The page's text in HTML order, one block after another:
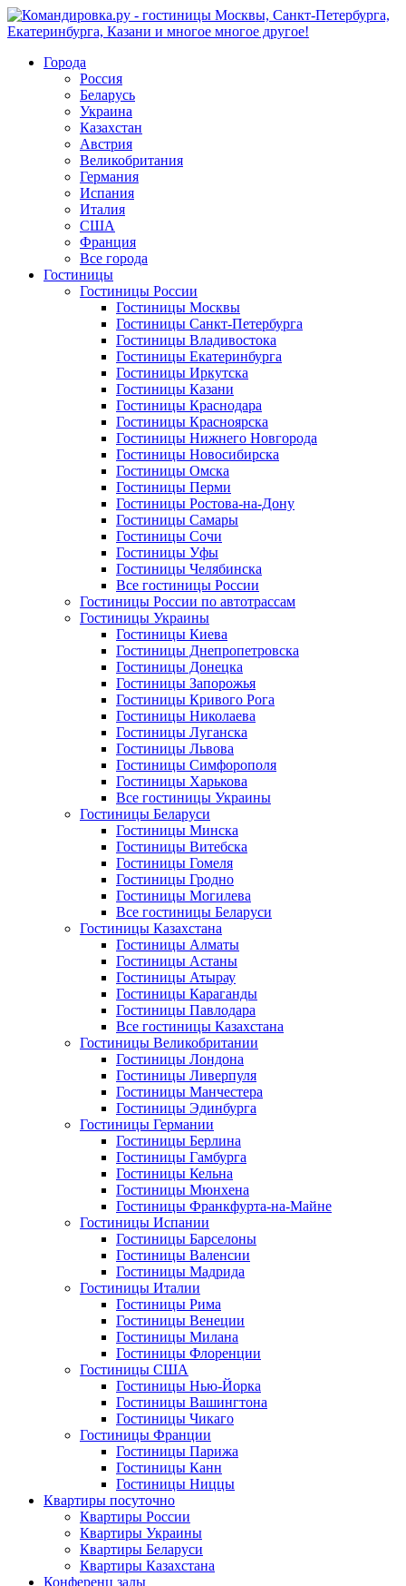
Города
Россия
Беларусь
Украина
Казахстан
Австрия
Великобритания
Германия
Испания
Италия
США
Франция
Все города
Гостиницы
Гостиницы России
Гостиницы Mосквы
Гостиницы Санкт-Петербурга
Гостиницы Владивостока
Гостиницы Екатеринбурга
Гостиницы Иркутска
Гостиницы Казани
Гостиницы Краснодара
Гостиницы Красноярска
Гостиницы Нижнего Новгорода
Гостиницы Новосибирска
Гостиницы Омска
Гостиницы Перми
Гостиницы Ростова-на-Дону
Гостиницы Самары
Гостиницы Сочи
Гостиницы Уфы
Гостиницы Челябинска
Все гостиницы России
Гостиницы России по автотрассам
Гостиницы Украины
Гостиницы Киева
Гостиницы Днепропетровска
Гостиницы Донецка
Гостиницы Запорожья
Гостиницы Кривого Рога
Гостиницы Николаева
Гостиницы Луганска
Гостиницы Львова
Гостиницы Симфорополя
Гостиницы Харькова
Все гостиницы Украины
Гостиницы Беларуси
Гостиницы Минска
Гостиницы Витебска
Гостиницы Гомеля
Гостиницы Гродно
Гостиницы Могилева
Все гостиницы Беларуси
Гостиницы Казахстана
Гостиницы Алматы
Гостиницы Астаны
Гостиницы Атырау
Гостиницы Караганды
Гостиницы Павлодара
Все гостиницы Казахстана
Гостиницы Великобритании
Гостиницы Лондона
Гостиницы Ливерпуля
Гостиницы Манчестера
Гостиницы Эдинбурга
Гостиницы Германии
Гостиницы Берлина
Гостиницы Гамбурга
Гостиницы Кельна
Гостиницы Мюнхена
Гостиницы Франкфурта-на-Майне
Гостиницы Испании
Гостиницы Барселоны
Гостиницы Валенсии
Гостиницы Мадрида
Гостиницы Италии
Гостиницы Рима
Гостиницы Венеции
Гостиницы Милана
Гостиницы Флоренции
Гостиницы США
Гостиницы Нью-Йорка
Гостиницы Вашингтона
Гостиницы Чикаго
Гостиницы Франции
Гостиницы Парижа
Гостиницы Канн
Гостиницы Ниццы
Квартиры посуточно
Квартиры России
Квартиры Украины
Квартиры Беларуси
Квартиры Казахстана
Конференц залы